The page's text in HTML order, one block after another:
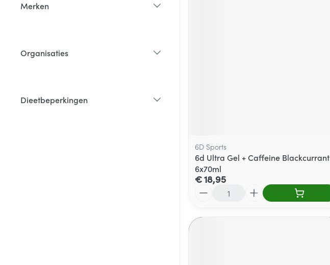
Merken
Organisaties
Dieetbeperkingen
6D Sports
6d Ultra Gel + Caffeine Blackcurrant
6x70ml
€ 18,95